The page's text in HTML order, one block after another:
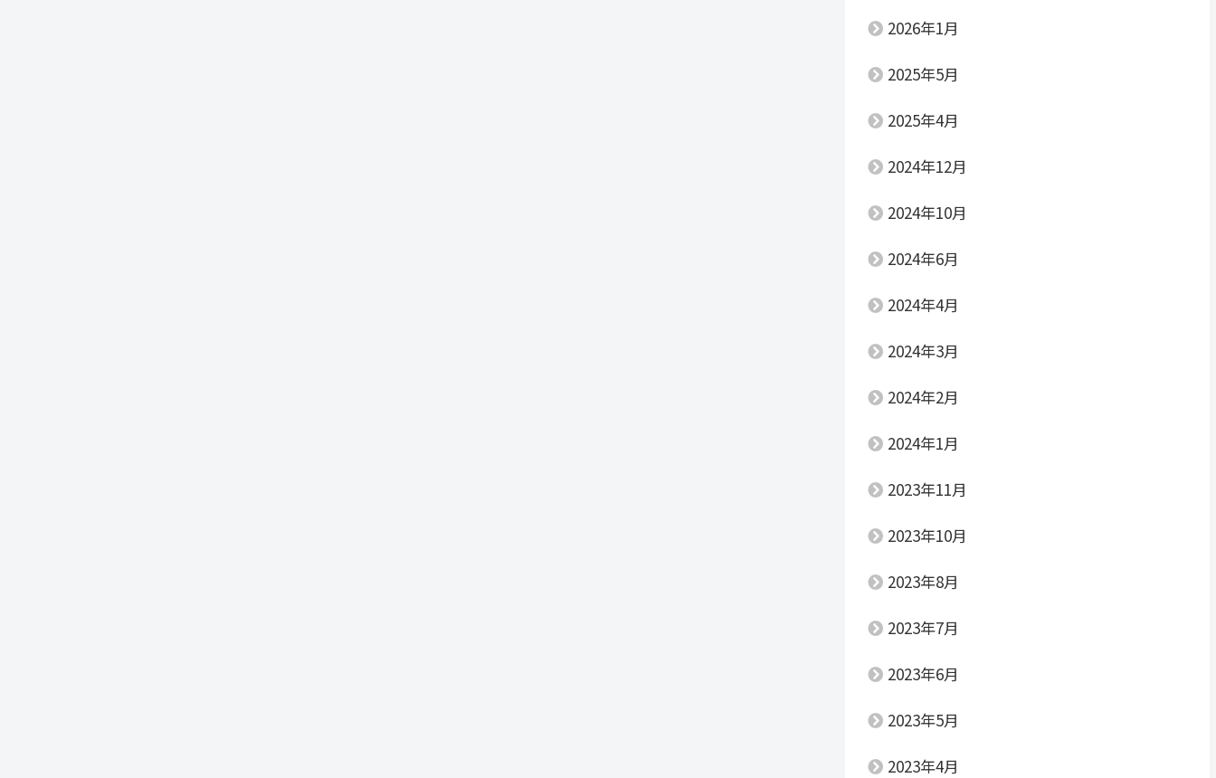
2026年1月
2025年5月
2025年4月
2024年12月
2024年10月
2024年6月
2024年4月
2024年3月
2024年2月
2024年1月
2023年11月
2023年10月
2023年8月
2023年7月
2023年6月
2023年5月
2023年4月